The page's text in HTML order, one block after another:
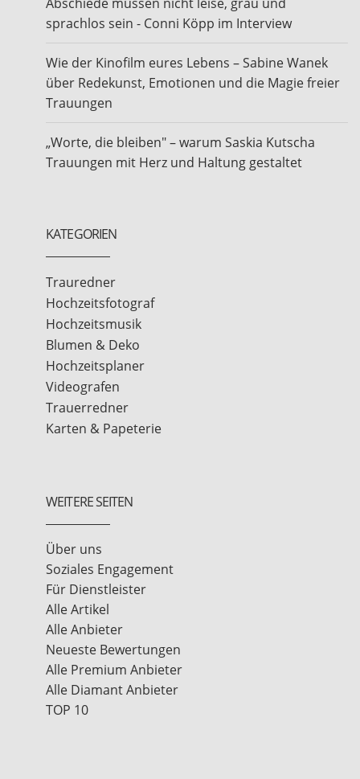
sprachlos sein - Conni Köpp im Interview
Wie der Kinofilm eures Lebens – Sabine Wanek
über Redekunst, Emotionen und die Magie freier
Trauungen
„Worte, die bleiben" – warum Saskia Kutscha
Trauungen mit Herz und Haltung gestaltet
KATEGORIEN
Trauredner
Hochzeitsfotograf
Hochzeitsmusik
Blumen & Deko
Hochzeitsplaner
Videografen
Trauerredner
Karten & Papeterie
WEITERE SEITEN
Über uns
Soziales Engagement
Für Dienstleister
Alle Artikel
Alle Anbieter
Neueste Bewertungen
Alle Premium Anbieter
Alle Diamant Anbieter
TOP 10